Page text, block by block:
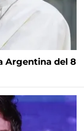
Argentina del 8